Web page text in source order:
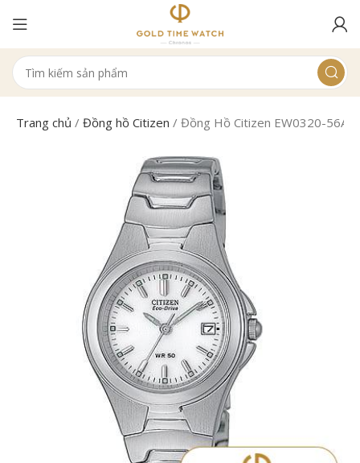
Trang chủ /Đồng hồ Citizen /Đồng Hồ Citizen EW0320-56A